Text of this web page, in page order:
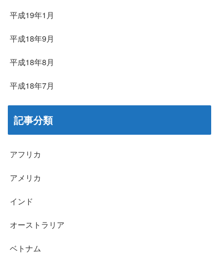
平成19年1月
平成18年9月
平成18年8月
平成18年7月
記事分類
アフリカ
アメリカ
インド
オーストラリア
ベトナム